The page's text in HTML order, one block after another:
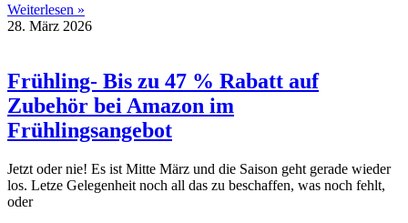
Weiterlesen »
28. März 2026
Frühling- Bis zu 47 % Rabatt auf
Zubehör bei Amazon im
Frühlingsangebot
Jetzt oder nie! Es ist Mitte März und die Saison geht gerade wieder
los. Letze Gelegenheit noch all das zu beschaffen, was noch fehlt,
oder